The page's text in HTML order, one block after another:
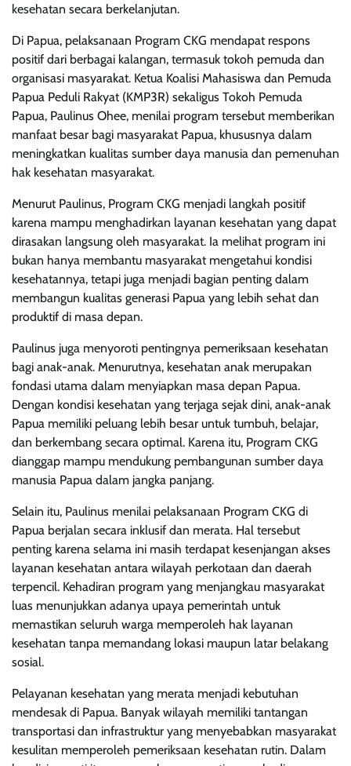
kesehatan secara berkelanjutan.
Di Papua, pelaksanaan Program CKG mendapat respons
positif dari berbagai kalangan, termasuk tokoh pemuda dan
organisasi masyarakat. Ketua Koalisi Mahasiswa dan Pemuda
Papua Peduli Rakyat (KMP3R) sekaligus Tokoh Pemuda
Papua, Paulinus Ohee, menilai program tersebut memberikan
manfaat besar bagi masyarakat Papua, khususnya dalam
meningkatkan kualitas sumber daya manusia dan pemenuhan
hak kesehatan masyarakat.
Menurut Paulinus, Program CKG menjadi langkah positif
karena mampu menghadirkan layanan kesehatan yang dapat
dirasakan langsung oleh masyarakat. Ia melihat program ini
bukan hanya membantu masyarakat mengetahui kondisi
kesehatannya, tetapi juga menjadi bagian penting dalam
membangun kualitas generasi Papua yang lebih sehat dan
produktif di masa depan.
Paulinus juga menyoroti pentingnya pemeriksaan kesehatan
bagi anak-anak. Menurutnya, kesehatan anak merupakan
fondasi utama dalam menyiapkan masa depan Papua.
Dengan kondisi kesehatan yang terjaga sejak dini, anak-anak
Papua memiliki peluang lebih besar untuk tumbuh, belajar,
dan berkembang secara optimal. Karena itu, Program CKG
dianggap mampu mendukung pembangunan sumber daya
manusia Papua dalam jangka panjang.
Selain itu, Paulinus menilai pelaksanaan Program CKG di
Papua berjalan secara inklusif dan merata. Hal tersebut
penting karena selama ini masih terdapat kesenjangan akses
layanan kesehatan antara wilayah perkotaan dan daerah
terpencil. Kehadiran program yang menjangkau masyarakat
luas menunjukkan adanya upaya pemerintah untuk
memastikan seluruh warga memperoleh hak layanan
kesehatan tanpa memandang lokasi maupun latar belakang
sosial.
Pelayanan kesehatan yang merata menjadi kebutuhan
mendesak di Papua. Banyak wilayah memiliki tantangan
transportasi dan infrastruktur yang menyebabkan masyarakat
kesulitan memperoleh pemeriksaan kesehatan rutin. Dalam